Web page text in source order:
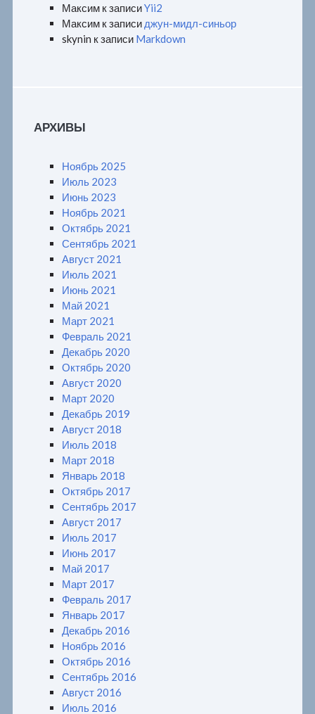
Максим к записиYii2
Максим к записи джун-мидл-синьор
skynin к записи Markdown
АРХИВЫ
Ноябрь 2025
Июль 2023
Июнь 2023
Ноябрь 2021
Октябрь 2021
Сентябрь 2021
Август 2021
Июль 2021
Июнь 2021
Май 2021
Март 2021
Февраль 2021
Декабрь 2020
Октябрь 2020
Август 2020
Март 2020
Декабрь 2019
Август 2018
Июль 2018
Март 2018
Январь 2018
Октябрь 2017
Сентябрь 2017
Август 2017
Июль 2017
Июнь 2017
Май 2017
Март 2017
Февраль 2017
Январь 2017
Декабрь 2016
Ноябрь 2016
Октябрь 2016
Сентябрь 2016
Август 2016
Июль 2016